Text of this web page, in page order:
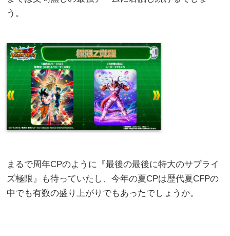
う。
まるで周年CPのように『最後の最後に特大のサプライ
ズ極限』も待っていたし、今年の夏CPは歴代夏CFPの
中でも有数の盛り上がりでもあったでしょうか。